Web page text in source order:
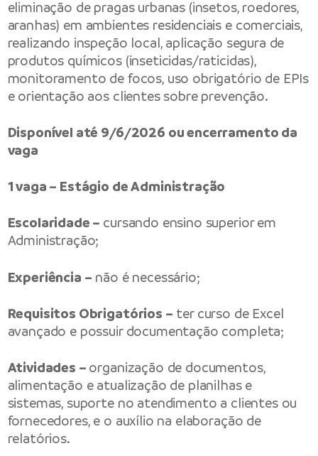
eliminação de pragas urbanas (insetos, roedores,
aranhas) em ambientes residenciais e comerciais,
realizando inspeção local, aplicação segura de
produtos químicos (inseticidas/raticidas),
monitoramento de focos, uso obrigatório de EPIs
e orientação aos clientes sobre prevenção.
Disponível até 9/6/2026 ou encerramento da
vaga
1 vaga – Estágio de Administração
Escolaridade – cursando ensino superior em
Administração;
Experiência – não é necessário;
Requisitos Obrigatórios – ter curso de Excel
avançado e possuir documentação completa;
Atividades – organização de documentos,
alimentação e atualização de planilhas e
sistemas, suporte no atendimento a clientes ou
fornecedores, e o auxílio na elaboração de
relatórios.